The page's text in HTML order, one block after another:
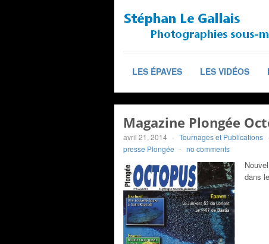
LES ÉPAVES LES VIDÉOS
Magazine Plongée
avril 21, 2014 - Tournages et Publications
presse Plongée - no comments
dans